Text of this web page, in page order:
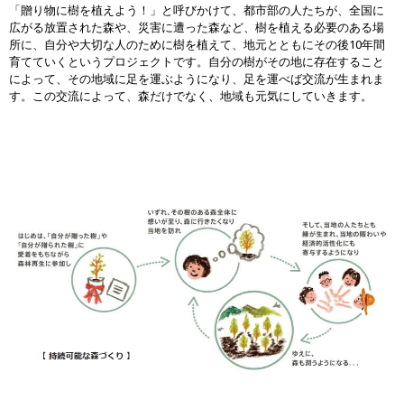
「贈り物に樹を植えよう！」と呼びかけて、都市部の人たちが、全国に
広がる放置された森や、災害に遭った森など、樹を植える必要のある場
所に、自分や大切な人のために樹を植えて、地元とともにその後10年間
育てていくというプロジェクトです。自分の樹がその地に存在すること
によって、その地域に足を運ぶようになり、足を運べば交流が生まれま
す。この交流によって、森だけでなく、地域も元気にしていきます。